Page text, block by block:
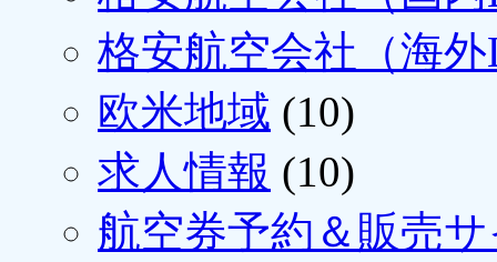
格安航空会社（海
欧米地域 (10)
求人情報 (10)
航空券予約＆販売